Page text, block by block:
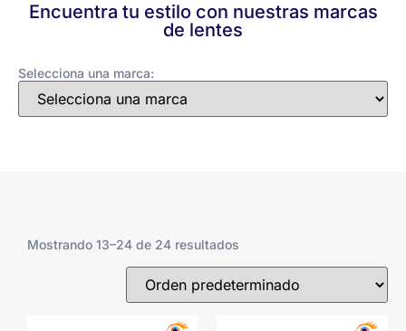
Encuentra tu estilo con nuestras marcas
de lentes
Selecciona una marca:
Mostrando 13–24 de 24 resultados